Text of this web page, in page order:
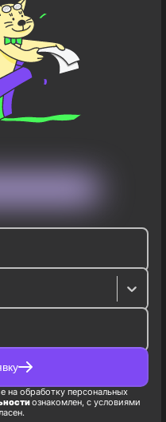
на обработку персональных
ознакомлен, с условиями